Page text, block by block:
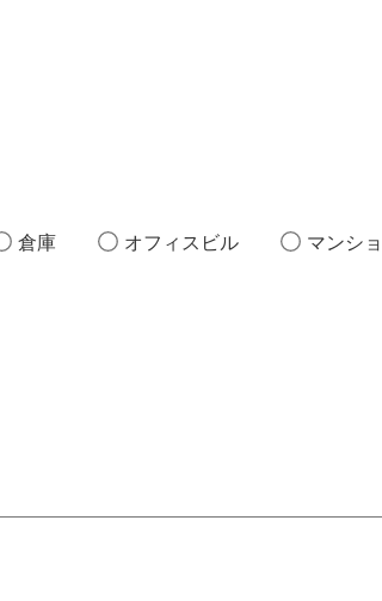
倉庫 オフィスビル マンシ